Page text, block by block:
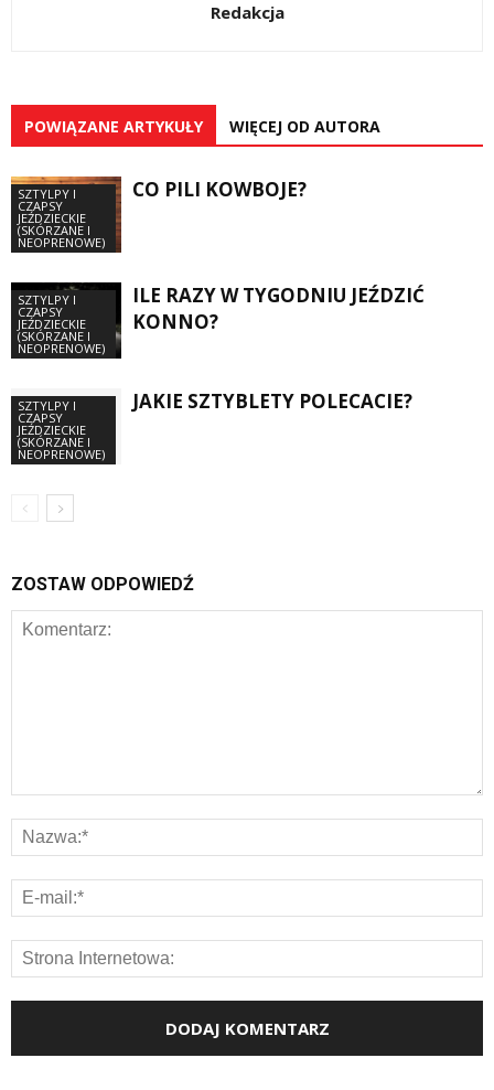
Redakcja
POWIĄZANE ARTYKUŁY WIĘCEJ OD AUTORA
SZTYLPY I
CZAPSY
JEŹDZIECKIE
(SKÓRZANE I
NEOPRENOWE)
CO PILI KOWBOJE?
SZTYLPY I
CZAPSY
JEŹDZIECKIE
(SKÓRZANE I
NEOPRENOWE)
ILE RAZY W TYGODNIU JEŹDZIĆ
KONNO?
SZTYLPY I
CZAPSY
JEŹDZIECKIE
(SKÓRZANE I
NEOPRENOWE)
JAKIE SZTYBLETY POLECACIE?
ZOSTAW ODPOWIEDŹ